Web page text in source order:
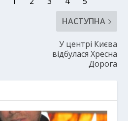
НАСТУПНА
У центрі Києва
відбулася Хресна
Дорога